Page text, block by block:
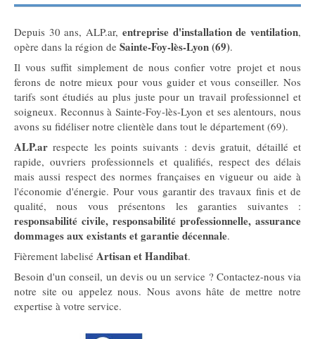
Depuis 30 ans, ALP.ar, entreprise d'installation de ventilation,
opère dans la région de Sainte-Foy-lès-Lyon (69).
Il vous suffit simplement de nous confier votre projet et nous
ferons de notre mieux pour vous guider et vous conseiller. Nos
tarifs sont étudiés au plus juste pour un travail professionnel et
soigneux. Reconnus à Sainte-Foy-lès-Lyon et ses alentours, nous
avons su fidéliser notre clientèle dans tout le département (69).
ALP.ar respecte les points suivants : devis gratuit, détaillé et
rapide, ouvriers professionnels et qualifiés, respect des délais
mais aussi respect des normes françaises en vigueur ou aide à
l'économie d'énergie. Pour vous garantir des travaux finis et de
qualité, nous vous présentons les garanties suivantes :
responsabilité civile, responsabilité professionnelle, assurance
dommages aux existants et garantie décennale.
Fièrement labelisé Artisan et Handibat.
Besoin d'un conseil, un devis ou un service ? Contactez-nous via
notre site ou appelez nous. Nous avons hâte de mettre notre
expertise à votre service.